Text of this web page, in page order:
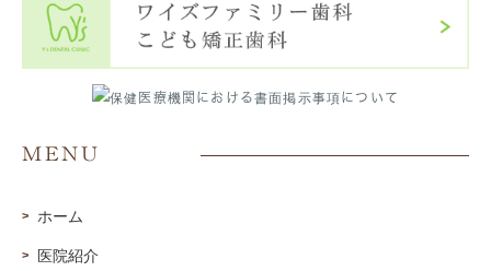
MENU
ホーム
医院紹介